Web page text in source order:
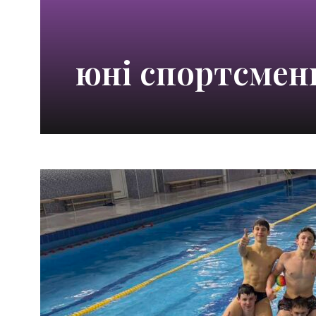
юні